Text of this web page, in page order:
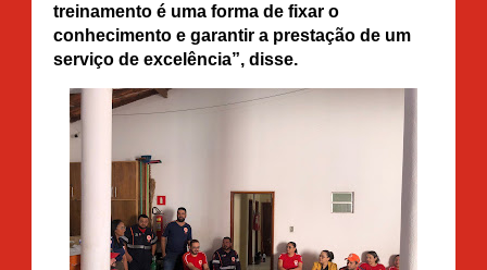
treinamento é uma forma de fixar o
conhecimento e garantir a prestação de um
serviço de excelência”, disse.